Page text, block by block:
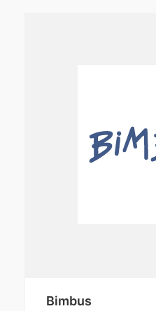
Bimbus